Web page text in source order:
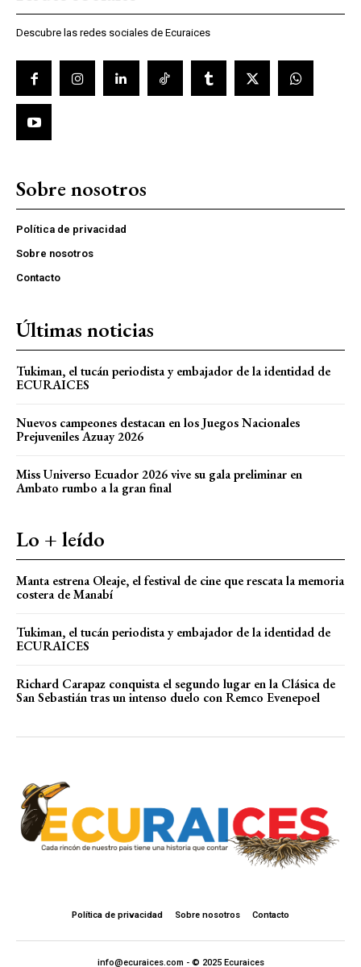
Descubre las redes sociales de Ecuraices
Sobre nosotros
Política de privacidad
Sobre nosotros
Contacto
Últimas noticias
Tukiman, el tucán periodista y embajador de la identidad de
ECURAICES
Nuevos campeones destacan en los Juegos Nacionales
Prejuveniles Azuay 2026
Miss Universo Ecuador 2026 vive su gala preliminar en
Ambato rumbo a la gran final
Lo + leído
Manta estrena Oleaje, el festival de cine que rescata la memoria
costera de Manabí
Tukiman, el tucán periodista y embajador de la identidad de
ECURAICES
Richard Carapaz conquista el segundo lugar en la Clásica de
San Sebastián tras un intenso duelo con Remco Evenepoel
Política de privacidad Sobre nosotros Contacto
info@ecuraices.com - © 2025 Ecuraices